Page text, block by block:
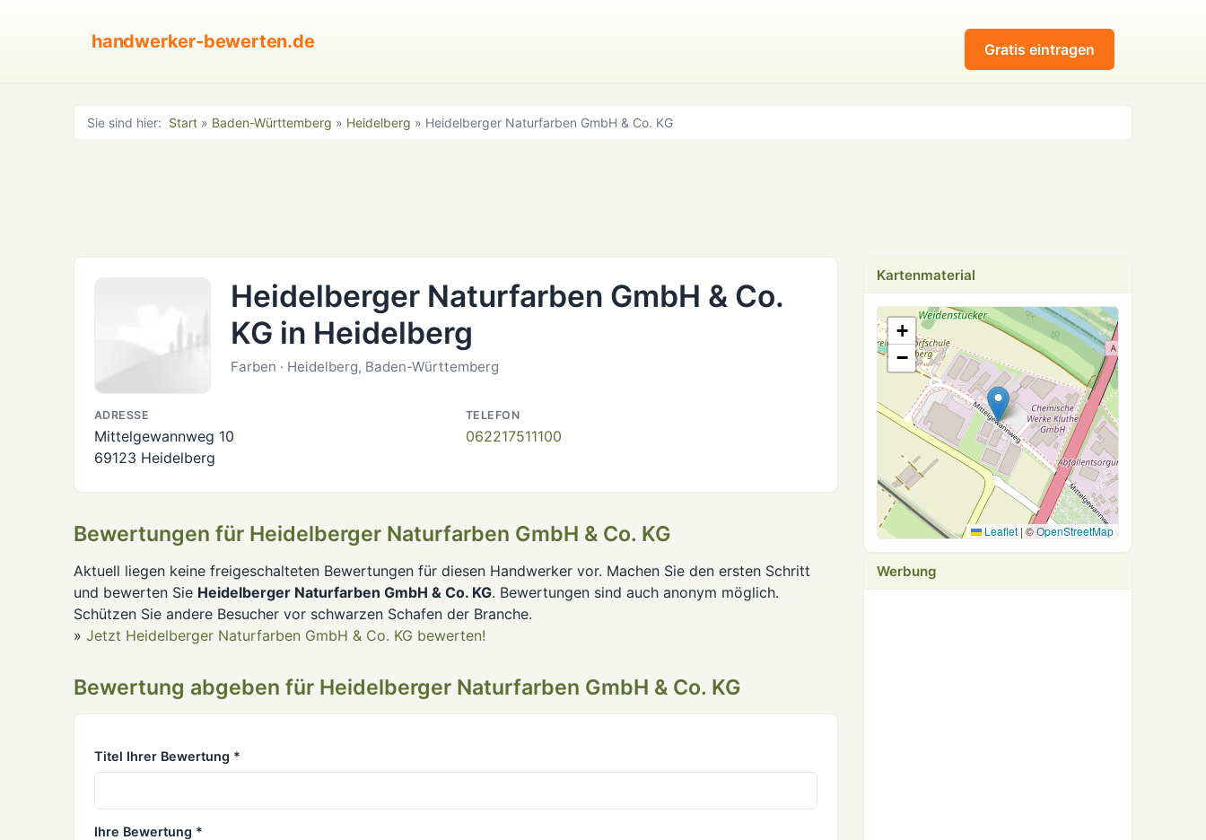
handwerker-bewerten.de Gratis eintragen
Sie sind hier: Start » Baden-Württemberg » Heidelberg » Heidelberger Naturfarben GmbH & Co. KG
Heidelberger Naturfarben GmbH & Co.
KG in Heidelberg
Farben · Heidelberg, Baden-Württemberg
ADRESSE
Mittelgewannweg 10
69123 Heidelberg
TELEFON
062217511100
Bewertungen für Heidelberger Naturfarben GmbH & Co. KG
Aktuell liegen keine freigeschalteten Bewertungen für diesen Handwerker vor. Machen Sie den ersten Schritt
und bewerten Sie Heidelberger Naturfarben GmbH & Co. KG. Bewertungen sind auch anonym möglich.
Schützen Sie andere Besucher vor schwarzen Schafen der Branche.
» Jetzt Heidelberger Naturfarben GmbH & Co. KG bewerten!
Bewertung abgeben für Heidelberger Naturfarben GmbH & Co. KG
Titel Ihrer Bewertung *
Ihre Bewertung *
Kartenmaterial
+
−
Leaflet |©OpenStreetMap
Werbung